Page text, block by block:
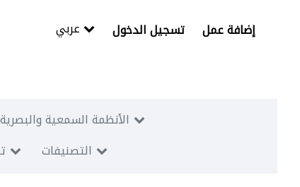
تسجيل الدخول إضافة عمل
الأنظمة السمعية
التصنيفات